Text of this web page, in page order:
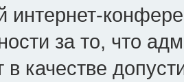
интернет-
за то, что
в качестве